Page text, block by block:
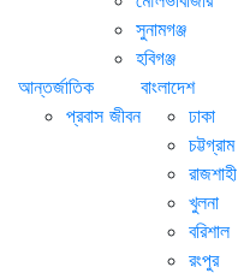
সুনামগঞ্জ
হবিগঞ্জ
আন্তর্জাতিক
প্রবাস জীবন
বাংলাদেশ
ঢাকা
চট্টগ্রাম
রাজশাহী
খুলনা
বরিশাল
রংপুর